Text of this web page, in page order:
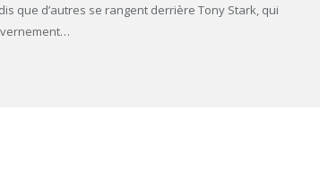
que d’autres se rangent derrière Tony Stark, qui